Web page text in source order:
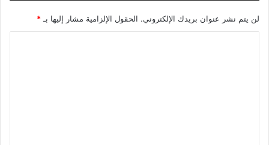
لن يتم نشر عنوان بريدك الإلكتروني. الحقول الإلزامية مشار إليها بـ *